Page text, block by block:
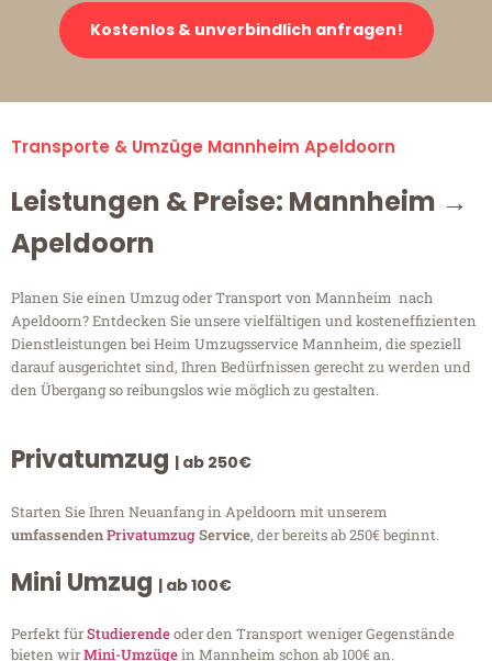
Kostenlos & unverbindlich anfragen!
Transporte & Umzüge Mannheim Apeldoorn
Leistungen & Preise: Mannheim →
Apeldoorn
Planen Sie einen Umzug oder Transport von Mannheim nach
Apeldoorn? Entdecken Sie unsere vielfältigen und kosteneffizienten
Dienstleistungen bei Heim Umzugsservice Mannheim, die speziell
darauf ausgerichtet sind, Ihren Bedürfnissen gerecht zu werden und
den Übergang so reibungslos wie möglich zu gestalten.
Privatumzug | ab 250€
Starten Sie Ihren Neuanfang in Apeldoorn mit unserem
umfassendenPrivatumzugService, der bereits ab 250€ beginnt.
Mini Umzug | ab 100€
Perfekt fürStudierendeoder den Transport weniger Gegenstände
bieten wirMini-Umzügein Mannheim schon ab 100€ an.